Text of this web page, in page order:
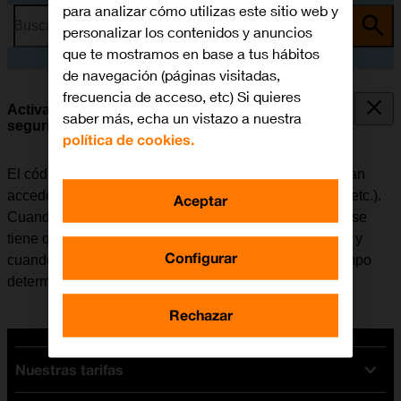
Busca por problema o tema
Activar o desactivar el uso del código de
seguridad
El código de seguridad evita que otras personas puedan
acceder al contenido del móvil (fotografías, mensajes, etc.).
Cuando el uso del código de seguridad está activado, se
tiene que introducir cada vez que se enciende el móvil y
cuando no ha sido utilizado durante un período de tiempo
determinado.
Nuestras tarifas
para analizar cómo utilizas este sitio web y
personalizar los contenidos y anuncios
que te mostramos en base a tus hábitos
de navegación (páginas visitadas,
frecuencia de acceso, etc) Si quieres
saber más, echa un vistazo a nuestra
política de cookies.
Configurar
Rechazar
Aceptar